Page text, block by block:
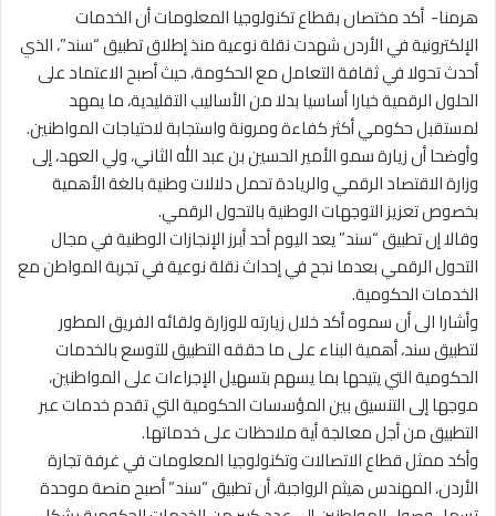
هرمنا- أكد مختصان بقطاع تكنولوجيا المعلومات أن الخدمات
الإلكترونية في الأردن شهدت نقلة نوعية منذ إطلاق تطبيق “سند”، الذي
أحدث تحولا في ثقافة التعامل مع الحكومة، حيث أصبح الاعتماد على
الحلول الرقمية خيارا أساسيا بدلا من الأساليب التقليدية، ما يمهد
لمستقبل حكومي أكثر كفاءة ومرونة واستجابة لاحتياجات المواطنين.
وأوضحا أن زيارة سمو الأمير الحسين بن عبد الله الثاني، ولي العهد، إلى
وزارة الاقتصاد الرقمي والريادة تحمل دلالات وطنية بالغة الأهمية
بخصوص تعزيز التوجهات الوطنية بالتحول الرقمي.
وقالا إن تطبيق “سند” يعد اليوم أحد أبرز الإنجازات الوطنية في مجال
التحول الرقمي بعدما نجح في إحداث نقلة نوعية في تجربة المواطن مع
الخدمات الحكومية.
وأشارا الى أن سموه أكد خلال زيارته للوزارة ولقائه الفريق المطور
لتطبيق سند، أهمية البناء على ما حققه التطبيق للتوسع بالخدمات
الحكومية التي يتيحها بما يسهم بتسهيل الإجراءات على المواطنين،
موجها إلى التنسيق بين المؤسسات الحكومية التي تقدم خدمات عبر
التطبيق من أجل معالجة أية ملاحظات على خدماتها.
وأكد ممثل قطاع الاتصالات وتكنولوجيا المعلومات في غرفة تجارة
الأردن، المهندس هيثم الرواجبة، أن تطبيق “سند” أصبح منصة موحدة